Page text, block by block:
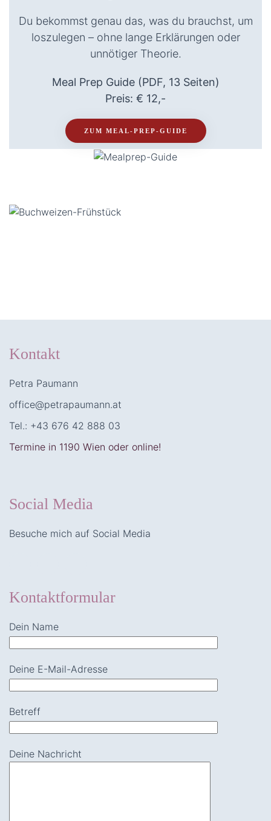
Du bekommst genau das, was du brauchst, um
loszulegen – ohne lange Erklärungen oder
unnötiger Theorie.
Meal Prep Guide (PDF, 13 Seiten)
Preis: € 12,-
ZUM MEAL-PREP-GUIDE
Kontakt
Petra Paumann
office@petrapaumann.at
Tel.: +43 676 42 888 03
Termine in 1190 Wien oder online!
Social Media
Besuche mich auf Social Media
Kontaktformular
Dein Name
Deine E-Mail-Adresse
Betreff
Deine Nachricht